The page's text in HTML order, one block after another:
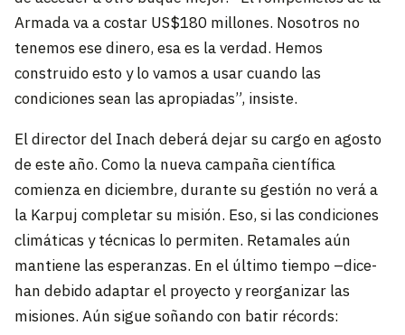
Armada va a costar US$180 millones. Nosotros no
tenemos ese dinero, esa es la verdad. Hemos
construido esto y lo vamos a usar cuando las
condiciones sean las apropiadas”, insiste.
El director del Inach deberá dejar su cargo en agosto
de este año. Como la nueva campaña científica
comienza en diciembre, durante su gestión no verá a
la Karpuj completar su misión. Eso, si las condiciones
climáticas y técnicas lo permiten. Retamales aún
mantiene las esperanzas. En el último tiempo –dice-
han debido adaptar el proyecto y reorganizar las
misiones. Aún sigue soñando con batir récords: